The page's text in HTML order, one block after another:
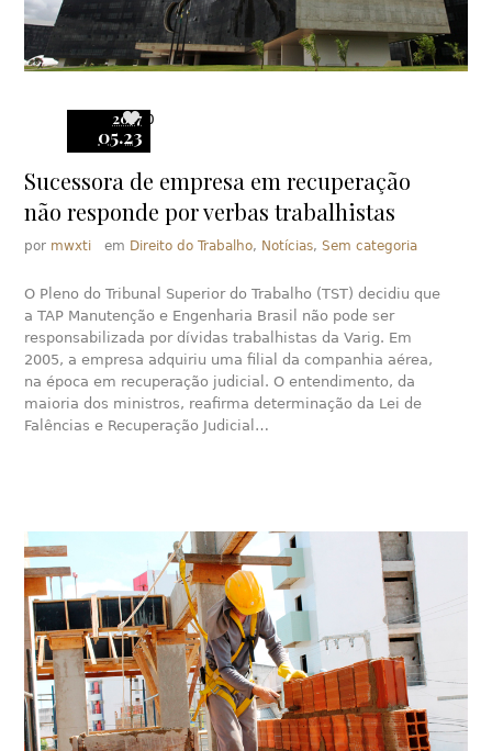
2017
05.23
0
Sucessora de empresa em recuperação
não responde por verbas trabalhistas
por mwxti em Direito do Trabalho, Notícias,Sem categoria
O Pleno do Tribunal Superior do Trabalho (TST) decidiu que
a TAP Manutenção e Engenharia Brasil não pode ser
responsabilizada por dívidas trabalhistas da Varig. Em
2005, a empresa adquiriu uma filial da companhia aérea,
na época em recuperação judicial. O entendimento, da
maioria dos ministros, reafirma determinação da Lei de
Falências e Recuperação Judicial…